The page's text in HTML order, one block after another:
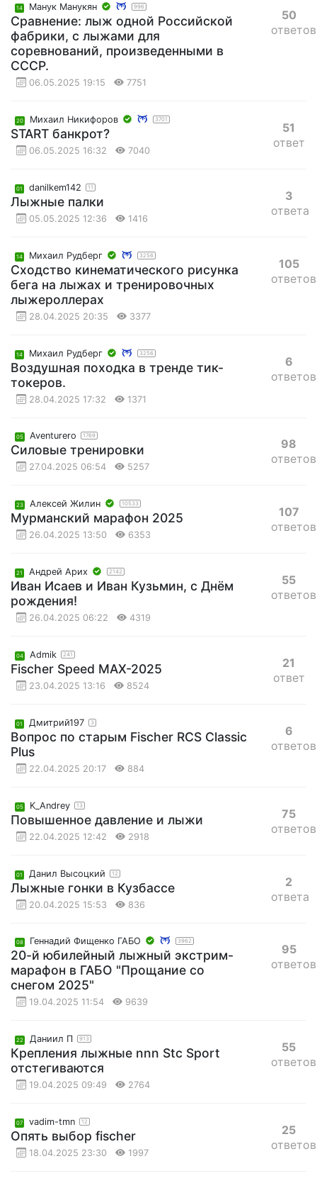
14 Манук Манукян 996
Сравнение: лыж одной Российской
фабрики, с лыжами для
соревнований, произведенными в
СССР.
06.05.2025 19:15 7751
50
ответов
20 Михаил Никифоров 3701
START банкрот?
06.05.2025 16:32 7040
51
ответ
01 danilkem142 11
Лыжные палки
05.05.2025 12:36 1416
3
ответа
14 Михаил Рудберг 3256
Сходство кинематического рисунка
бега на лыжах и тренировочных
лыжероллерах
28.04.2025 20:35 3377
105
ответов
14 Михаил Рудберг 3256
Воздушная походка в тренде тик-
токеров.
28.04.2025 17:32 1371
6
ответов
05 Aventurero 1769
Силовые тренировки
27.04.2025 06:54 5257
98
ответов
23 Алексей Жилин 10533
Мурманский марафон 2025
26.04.2025 13:50 6353
107
ответов
21 Андрей Арих 2142
Иван Исаев и Иван Кузьмин, с Днём
рождения!
26.04.2025 06:22 4319
55
ответов
04 Admik 241
Fischer Speed MAX-2025
23.04.2025 13:16 8524
21
ответ
01 Дмитрий197 3
Вопрос по старым Fischer RCS Classic
Plus
22.04.2025 20:17 884
6
ответов
05 K_Andrey 13
Повышенное давление и лыжи
22.04.2025 12:42 2918
75
ответов
01 Данил Высоцкий 12
Лыжные гонки в Кузбассе
20.04.2025 15:53 836
2
ответа
08 Геннадий Фищенко ГАБО 3962
20-й юбилейный лыжный экстрим-
марафон в ГАБО "Прощание со
снегом 2025"
19.04.2025 11:54 9639
95
ответов
22 Даниил П 913
Крепления лыжные nnn Stc Sport
отстегиваются
19.04.2025 09:49 2764
55
ответов
07 vadim-tmn 12
Опять выбор fischer
18.04.2025 23:30 1997
25
ответов